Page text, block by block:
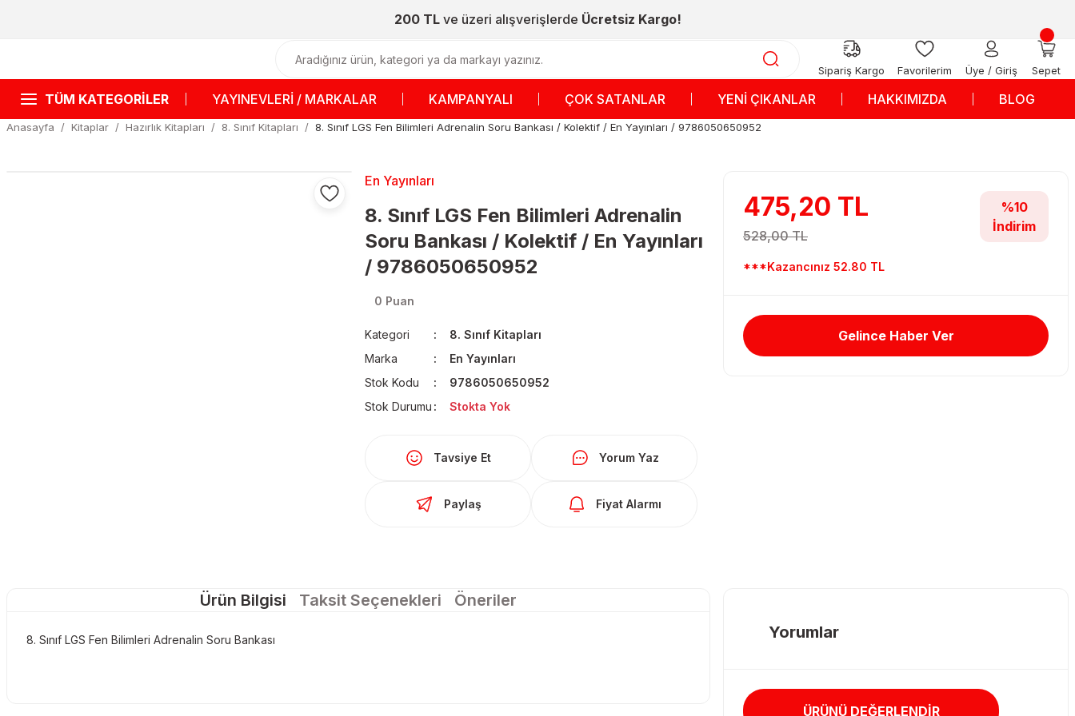
200 TLve üzeri alışverişlerde Ücretsiz Kargo!
Sipariş Kargo Favorilerim Üye / Giriş Sepet
TÜM KATEGORİLER YAYINEVLERİ / MARKALAR KAMPANYALI ÇOK SATANLAR YENİ ÇIKANLAR HAKKIMIZDA BLOG
Anasayfa Kitaplar Hazırlık Kitapları 8. Sınıf Kitapları 8. Sınıf LGS Fen Bilimleri Adrenalin Soru Bankası / Kolektif / En Yayınları / 9786050650952
En Yayınları
8. Sınıf LGS Fen Bilimleri Adrenalin
Soru Bankası / Kolektif / En Yayınları
/ 9786050650952
0 Puan
Kategori
8. Sınıf Kitapları
Marka
En Yayınları
Stok Kodu
9786050650952
Stok Durumu
Stokta Yok
Tavsiye Et Yorum Yaz
Paylaş Fiyat Alarmı
475,20 TL
528,00 TL
***Kazancınız 52.80 TL
%10
İndirim
Gelince Haber Ver
Ürün Bilgisi Taksit Seçenekleri Öneriler
8. Sınıf LGS Fen Bilimleri Adrenalin Soru Bankası Yorumlar
ÜRÜNÜ DEĞERLENDİR